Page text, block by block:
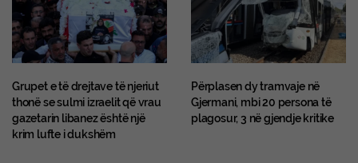
Grupet e të drejtave të njeriut
thonë se sulmi izraelit që vrau
gazetarin libanez është një
krim lufte i dukshëm
Përplasen dy tramvaje në
Gjermani, mbi 20 persona të
plagosur, 3 në gjendje kritike